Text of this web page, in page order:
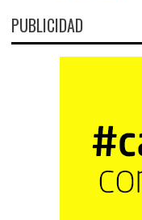
PUBLICIDAD